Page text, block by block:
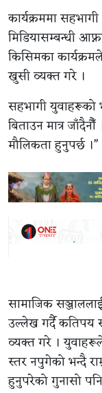
कार्यक्रममा
मिडियासम्बन्धी
किसिमका
खुसी व्यक्त गरे ।
सहभागी युवाहरूको
बिताउन मात्र
मौलिकता हुनुपर्छ ।”
सामाजिक
उल्लेख गर्दै कतिपय
व्यक्त गरे ।
स्तर नपुगेको भन्दै
हुनुपरेको गुनासो